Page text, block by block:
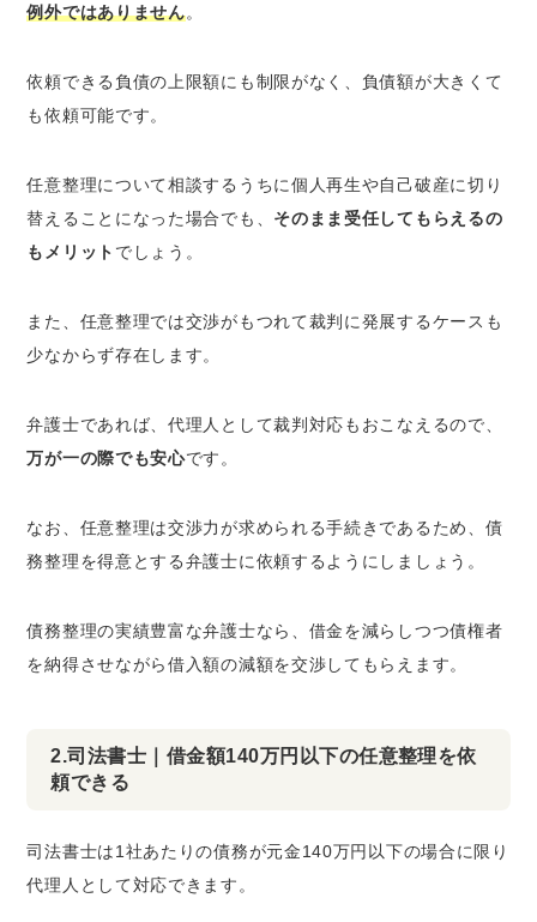
例外ではありません。
依頼できる負債の上限額にも制限がなく、負債額が大きくて
も依頼可能です。
任意整理について相談するうちに個人再生や自己破産に切り
替えることになった場合でも、 そのまま受任してもらえるの
もメリット でしょう。
また、任意整理では交渉がもつれて裁判に発展するケースも
少なからず存在します。
弁護士であれば、代理人として裁判対応もおこなえるので、
万が一の際でも安心です。
なお、任意整理は交渉力が求められる手続きであるため、債
務整理を得意とする弁護士に依頼するようにしましょう。
債務整理の実績豊富な弁護士なら、借金を減らしつつ債権者
を納得させながら借入額の減額を交渉してもらえます。
2.司法書士｜借金額140万円以下の任意整理を依
頼できる
司法書士は1社あたりの債務が元金140万円以下の場合に限り
代理人として対応できます。